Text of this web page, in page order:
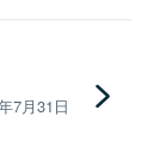
7月31日